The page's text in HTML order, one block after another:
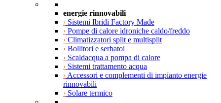
energie rinnovabili
› Sistemi Ibridi Factory Made
› Pompe di calore idroniche caldo/freddo
› Climatizzatori split e multisplit
› Bollitori e serbatoi
› Scaldacqua a pompa di calore
› Sistemi trattamento acqua
› Accessori e complementi di impianto energie
rinnovabili
› Solare termico